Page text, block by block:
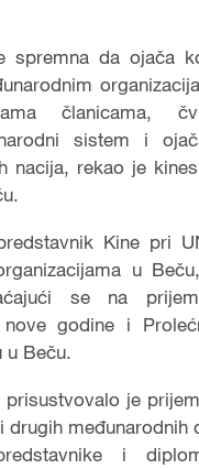
spremna da ojača
članicama,
sistem i
nacija, rekao je
Kine pri
u
se na
nove godine i
u Beču.
je
drugih međunarodnih
i